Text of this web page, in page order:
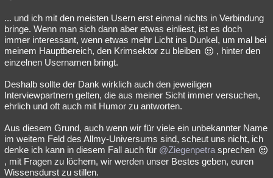
... und ich mit den meisten Usern erst einmal nichts in Verbindung
bringe. Wenn man sich dann aber etwas einliest, ist es doch
immer interessant, wenn etwas mehr Licht ins Dunkel, um mal bei
meinem Hauptbereich, den Krimsektor zu bleiben
, hinter den
einzelnen Usernamen bringt.
Deshalb sollte der Dank wirklich auch den jeweiligen
Interviewpartnern gelten, die aus meiner Sicht immer versuchen,
ehrlich und oft auch mit Humor zu antworten.
Aus diesem Grund, auch wenn wir für viele ein unbekannter Name
im weitem Feld des Allmy-Universums sind, scheut uns nicht, ich
denke ich kann in diesem Fall auch für @Ziegenpetra sprechen
, mit Fragen zu löchern, wir werden unser Bestes geben, euren
Wissensdurst zu stillen.